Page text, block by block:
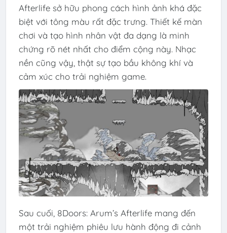
Afterlife sở hữu phong cách hình ảnh khá đặc
biệt với tông màu rất đặc trưng. Thiết kế màn
chơi và tạo hình nhân vật đa dạng là minh
chứng rõ nét nhất cho điểm cộng này. Nhạc
nền cũng vậy, thật sự tạo bầu không khí và
cảm xúc cho trải nghiệm game.
Sau cuối, 8Doors: Arum’s Afterlife mang đến
một trải nghiệm phiêu lưu hành động đi cảnh